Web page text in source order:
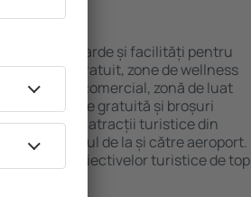
standarde și facilități pentru
Wi-Fi gratuit, zone de wellness
centru comercial, zonă de luat
copii, parcare gratuită și broșuri
interesante atracții turistice din
și transferul de la și către aeroport.
vizitarea obiectivelor turistice de top